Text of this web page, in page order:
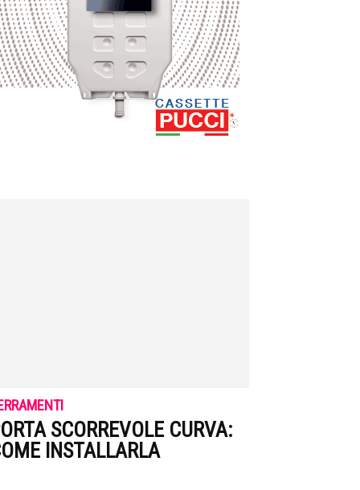
SCORREVOLE CURVA:
INSTALLARLA